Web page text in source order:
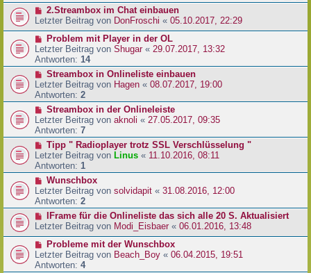
2.Streambox im Chat einbauen
Letzter Beitrag von DonFroschi « 05.10.2017, 22:29
Problem mit Player in der OL
Letzter Beitrag von Shugar« 29.07.2017, 13:32
Antworten: 14
Streambox in Onlineliste einbauen
Letzter Beitrag von Hagen « 08.07.2017, 19:00
Antworten: 2
Streambox in der Onlineleiste
Letzter Beitrag von aknoli « 27.05.2017, 09:35
Antworten: 7
Tipp " Radioplayer trotz SSL Verschlüsselung "
Letzter Beitrag von Linus « 11.10.2016, 08:11
Antworten: 1
Wunschbox
Letzter Beitrag von solvidapit « 31.08.2016, 12:00
Antworten: 2
IFrame für die Onlineliste das sich alle 20 S. Aktualisiert
Letzter Beitrag von Modi_Eisbaer « 06.01.2016, 13:48
Probleme mit der Wunschbox
Letzter Beitrag von Beach_Boy « 06.04.2015, 19:51
Antworten: 4